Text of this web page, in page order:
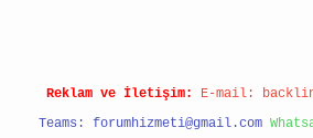
Reklam ve İletişim: E-mail:
Teams: forumhizmeti@gmail.com